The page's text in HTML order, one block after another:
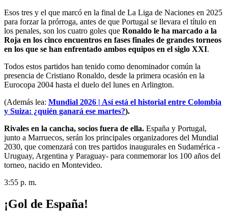
Esos tres y el que marcó en la final de La Liga de Naciones en 2025
para forzar la prórroga, antes de que Portugal se llevara el título en
los penales, son los cuatro goles que Ronaldo le ha marcado a la
Roja en los cinco encuentros en fases finales de grandes torneos
en los que se han enfrentado ambos equipos en el siglo XXI.
Todos estos partidos han tenido como denominador común la
presencia de Cristiano Ronaldo, desde la primera ocasión en la
Eurocopa 2004 hasta el duelo del lunes en Arlington.
(Además lea: Mundial 2026 | Así está el historial entre Colombia
y Suiza: ¿quién ganará ese martes?).
Rivales en la cancha, socios fuera de ella. España y Portugal,
junto a Marruecos, serán los principales organizadores del Mundial
2030, que comenzará con tres partidos inaugurales en Sudamérica -
Uruguay, Argentina y Paraguay- para conmemorar los 100 años del
torneo, nacido en Montevideo.
3:55 p. m.
¡Gol de España!